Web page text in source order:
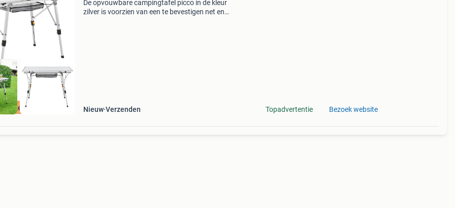
verzendkosten
De opvouwbare campingtafel picco in de kleur
zilver is voorzien van een te bevestigen net en
Nieuw Verzenden Topadvertentie Bezoek website